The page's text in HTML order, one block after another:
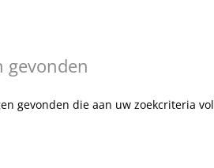
gevonden
gevonden die aan uw zoekcriteria